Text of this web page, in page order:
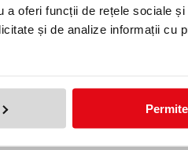
oferi funcții de rețele sociale
și de analize informații cu
Adresa de e-mail ramane